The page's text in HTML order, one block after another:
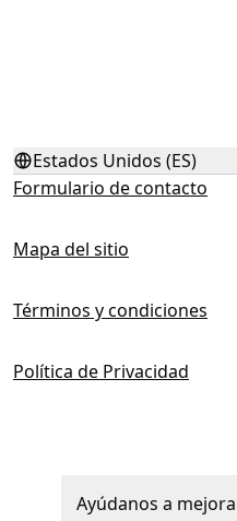
Ayúdanos a
Estados Unidos (ES)
Formulario de contacto
Mapa del sitio
Términos y condiciones
Política de Privacidad